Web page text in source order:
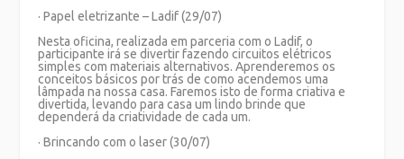
· Papel eletrizante – Ladif (29/07)
Nesta oficina, realizada em parceria com o Ladif, o
participante irá se divertir fazendo circuitos elétricos
simples com materiais alternativos. Aprenderemos os
conceitos básicos por trás de como acendemos uma
lâmpada na nossa casa. Faremos isto de forma criativa e
divertida, levando para casa um lindo brinde que
dependerá da criatividade de cada um.
· Brincando com o laser (30/07)